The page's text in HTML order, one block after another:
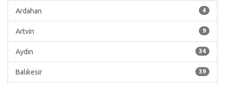
4
Ardahan
9
Artvin
34
Aydın
39
Balıkesir